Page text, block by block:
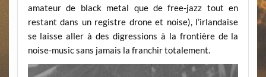
amateur de black metal que de free-jazz tout en
restant dans un registre drone et noise), l’irlandaise
se laisse aller à des digressions à la frontière de la
noise-music sans jamais la franchir totalement.